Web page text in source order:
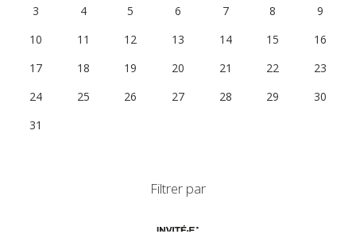
3
4 5 6 7 8
9
10
11 12 13 14 15
16
17
18 19 20 21 22
23
24
25 26 27 28 29
30
31
Filtrer par